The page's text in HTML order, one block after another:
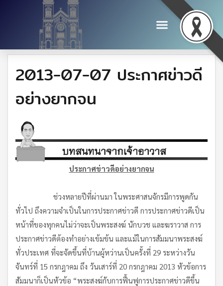
2013-07-07 ประกาศข่าวดี
อย่างยากจน
ประกาศข่าวดีอย่างยากจน
ช่วงหลายปีที่ผ่านมา ในพระศาสนจักรมีการพูดกัน
ทั่วไป ถึงความจำเป็นในการประกาศข่าวดี การประกาศข่าวดีเป็น
หน้าที่ของทุกคนไม่ว่าจะเป็นพระสงฆ์ นักบวช และฆราวาส การ
ประกาศข่าวดีต้องทำอย่างเข้มข้น และแม้ในการสัมมนาพระสงฆ์
ทั่วประเทศ ที่จะจัดขึ้นที่บ้านผู้หว่านเป็นครั้งที่ 29 ระหว่างวัน
จันทร์ที่ 15 กรกฎาคม ถึง วันเสาร์ที่ 20 กรกฎาคม 2013 หัวข้อการ
สัมมนาก็เป็นหัวข้อ “พระสงฆ์กับการฟื้นฟูการประกาศข่าวดีขึ้น